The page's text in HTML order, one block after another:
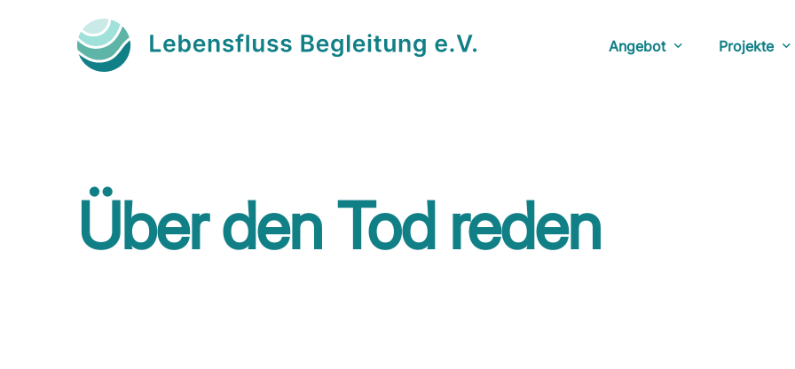
Angebot Projekte
Über den Tod reden